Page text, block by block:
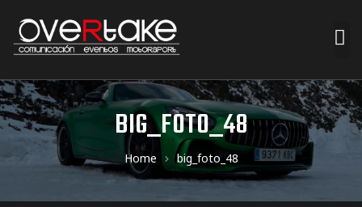
BIG_FOTO_48
Home big_foto_48